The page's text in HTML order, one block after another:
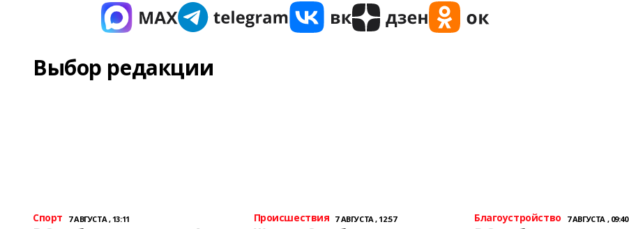
Выбор редакции
Спорт 7 АВГУСТА , 13:11 Происшествия 7 АВГУСТА , 12:57 Благоустройство 7 АВГУСТА , 09:40